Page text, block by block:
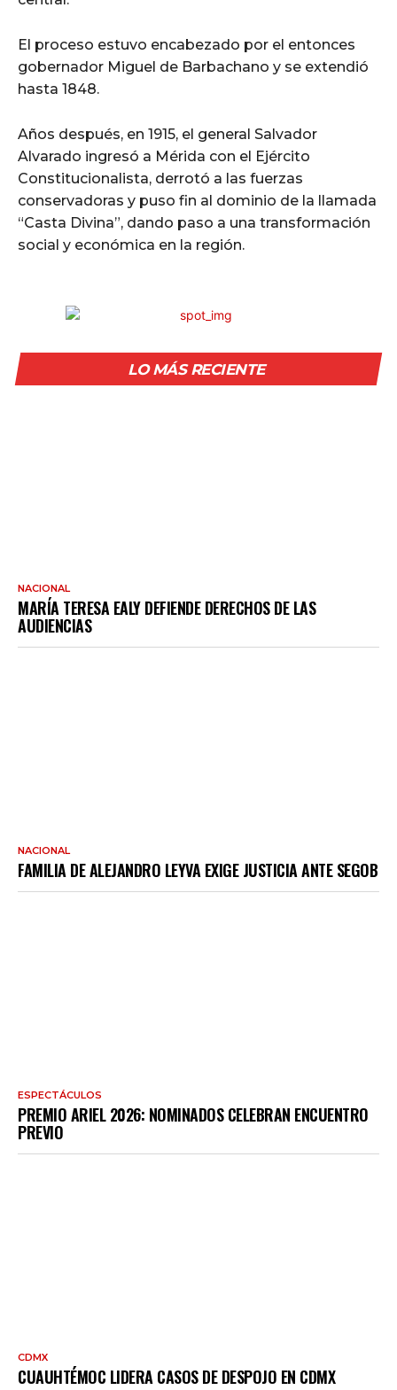
El proceso estuvo encabezado por el entonces
gobernador Miguel de Barbachano y se extendió
hasta 1848.
Años después, en 1915, el general Salvador
Alvarado ingresó a Mérida con el Ejército
Constitucionalista, derrotó a las fuerzas
conservadoras y puso fin al dominio de la llamada
“Casta Divina”, dando paso a una transformación
social y económica en la región.
LO MÁS RECIENTE
NACIONAL
MARÍA TERESA EALY DEFIENDE DERECHOS DE LAS
AUDIENCIAS
NACIONAL
FAMILIA DE ALEJANDRO LEYVA EXIGE JUSTICIA ANTE SEGOB
ESPECTÁCULOS
PREMIO ARIEL 2026: NOMINADOS CELEBRAN ENCUENTRO
PREVIO
CDMX
CUAUHTÉMOC LIDERA CASOS DE DESPOJO EN CDMX